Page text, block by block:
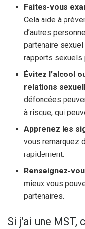
Faites-vous
Cela aide à
d’autres
partenaire
rapports sexuels
Évitez l’alcool
relations
défoncées
à risque, qui
Apprenez les
vous remarquez
rapidement.
Renseignez-
mieux vous
partenaires.
Si j’ai une